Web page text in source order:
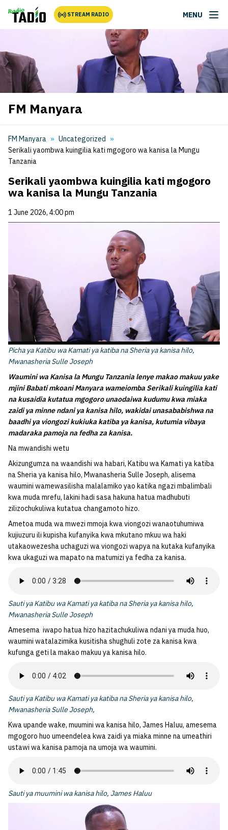
STREAM RADIO MENU
FM Manyara
FM Manyara
Uncategorized
Serikali yaombwa kuingilia kati mgogoro wa kanisa la Mungu
Tanzania
Serikali yaombwa kuingilia kati mgogoro
wa kanisa la Mungu Tanzania
1 June 2026, 4:00 pm
Picha ya Katibu wa Kamati ya katiba na Sheria ya kanisa hilo,
Mwanasheria Sulle Joseph
Waumini wa Kanisa la Mungu Tanzania lenye makao makuu yake
mjini Babati mkoani Manyara wameiomba Serikali kuingilia kati
na kusaidia kutatua mgogoro unaodaiwa kudumu kwa miaka
zaidi ya minne ndani ya kanisa hilo, wakidai unasababishwa na
baadhi ya viongozi kukiuka katiba ya kanisa, kutumia vibaya
madaraka pamoja na fedha za kanisa.
Na mwandishi wetu
Akizungumza na waandishi wa habari, Katibu wa Kamati ya katiba
na Sheria ya kanisa hilo, Mwanasheria Sulle Joseph, alisema
waumini wamewasilisha malalamiko yao katika ngazi mbalimbali
kwa muda mrefu, lakini hadi sasa hakuna hatua madhubuti
zilizochukuliwa kutatua changamoto hizo.
Ametoa muda wa mwezi mmoja kwa viongozi wanaotuhumiwa
kujiuzuru ili kupisha kufanyika kwa mkutano mkuu wa haki
utakaowezesha uchaguzi wa viongozi wapya na kutaka kufanyika
kwa ukaguzi wa mapato na matumizi ya fedha za kanisa.
Sauti ya Katibu wa Kamati ya katiba na Sheria ya kanisa hilo,
Mwanasheria Sulle Joseph
Amesema iwapo hatua hizo hazitachukuliwa ndani ya muda huo,
waumini watalazimika kusitisha shughuli zote za kanisa kwa
kufunga geti la makao makuu ya kanisa hilo.
Sauti ya Katibu wa Kamati ya katiba na Sheria ya kanisa hilo,
Mwanasheria Sulle Joseph,
Kwa upande wake, muumini wa kanisa hilo, James Haluu, amesema
mgogoro huo umeendelea kwa zaidi ya miaka minne na umeathiri
ustawi wa kanisa pamoja na umoja wa waumini.
Sauti ya muumini wa kanisa hilo, James Haluu